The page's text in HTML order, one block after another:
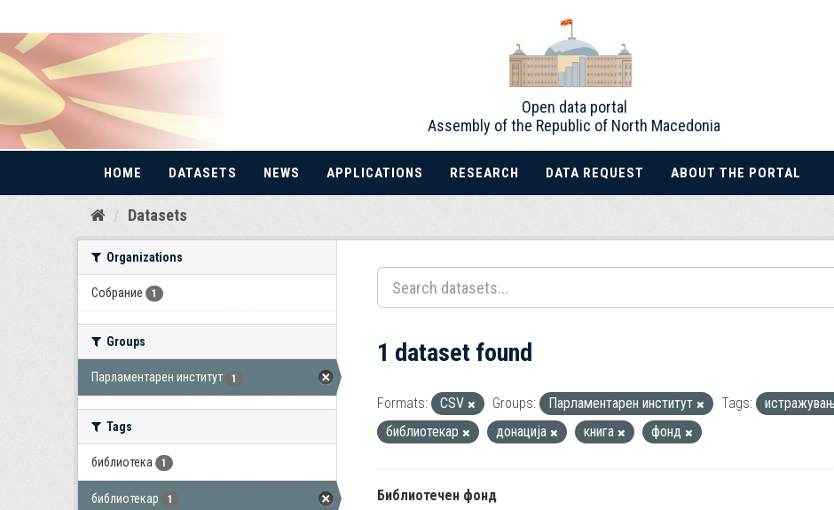
Skip
Open data portal
Assembly of the Republic of North Macedonia
HOME DATASETS NEWS APPLICATIONS RESEARCH DATA REQUEST ABOUT THE PORTAL
Datasets
Organizations
Собрание 1
Groups
Парламентарен институт 1
Tags
библиотека 1
библиотекар 1
1 dataset found
Formats: CSV Groups: Парламентарен институт Tags:
библиотекар
донација книга фонд
Библиотечен фонд